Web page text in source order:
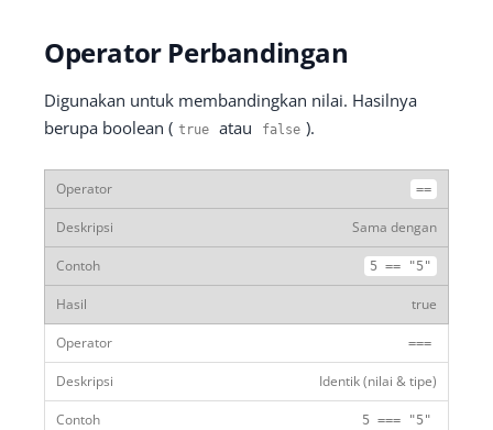
Operator Perbandingan
Digunakan untuk membandingkan nilai. Hasilnya
berupa boolean ( true atau false ).
==
Sama dengan
5 == "5"
true
===
Identik (nilai & tipe)
5 === "5"